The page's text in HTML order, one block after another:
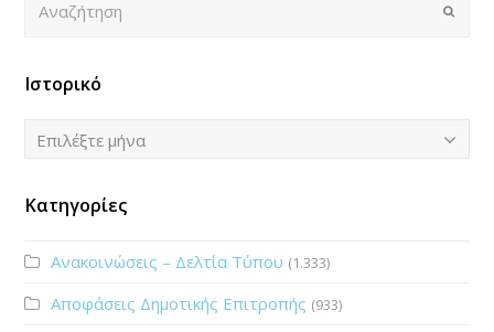
Submit
Ιστορικό
Ιστορικό
Επιλέξτε μήνα
Κατηγορίες
Ανακοινώσεις – Δελτία Τύπου (1.333)
Αποφάσεις Δημοτικής Επιτροπής (933)